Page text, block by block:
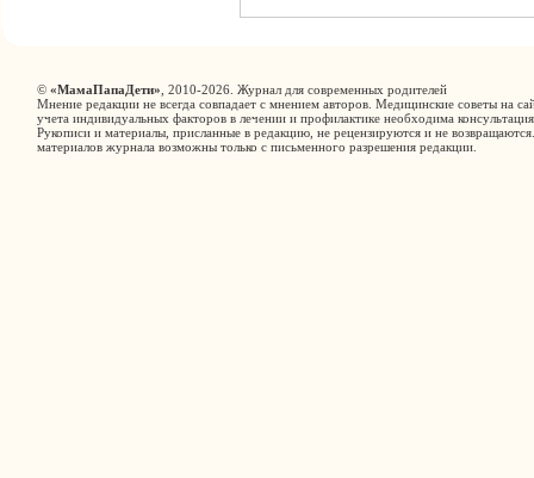
© «МамаПапаДети» , 2010-2026. Журнал для современных родителей
Мнение редакции не всегда совпадает с мнением авторов. Медицинские советы на
учета индивидуальных факторов в лечении и профилактике необходима
Рукописи и материалы, присланные в редакцию, не рецензируются и не
материалов журнала возможны только с письменного разрешения редакции.